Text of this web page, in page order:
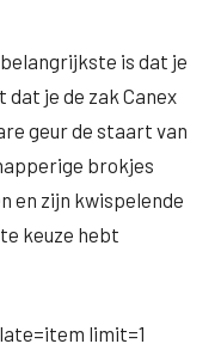
is dat je
dat je de zak Canex
geur de staart van
brokjes
en zijn kwispelende
keuze hebt
limit=1